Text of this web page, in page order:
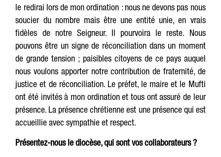
le redirai lors de mon ordination : nous ne devons pas nous
soucier du nombre mais être une entité unie, en vrais
fidèles de notre Seigneur. Il pourvoira le reste. Nous
pouvons être un signe de réconciliation dans un moment
de grande tension ; paisibles citoyens de ce pays auquel
nous voulons apporter notre contribution de fraternité, de
justice et de réconciliation. Le préfet, le maire et le Mufti
ont été invités à mon ordination et tous ont assuré de leur
présence. La présence chrétienne est une présence qui est
accueillie avec sympathie et respect.
Présentez-nous le diocèse, qui sont vos collaborateurs ?